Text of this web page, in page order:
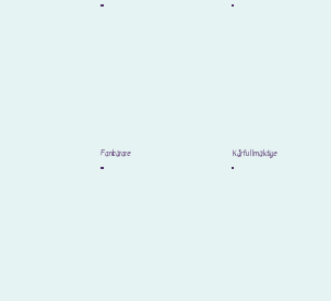
Fanbärare Kårfullmäktige